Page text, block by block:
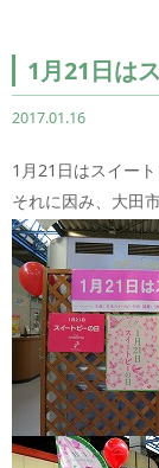
1月21日は
2017.01.16
1月21日はスイート
それに因み、大田